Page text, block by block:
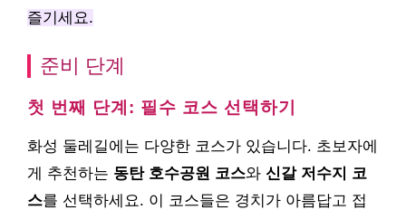
즐기세요.
준비 단계
첫 번째 단계: 필수 코스 선택하기
화성 둘레길에는 다양한 코스가 있습니다. 초보자에
게 추천하는 동탄 호수공원 코스와 신갈 저수지 코
스를 선택하세요. 이 코스들은 경치가 아름답고 접